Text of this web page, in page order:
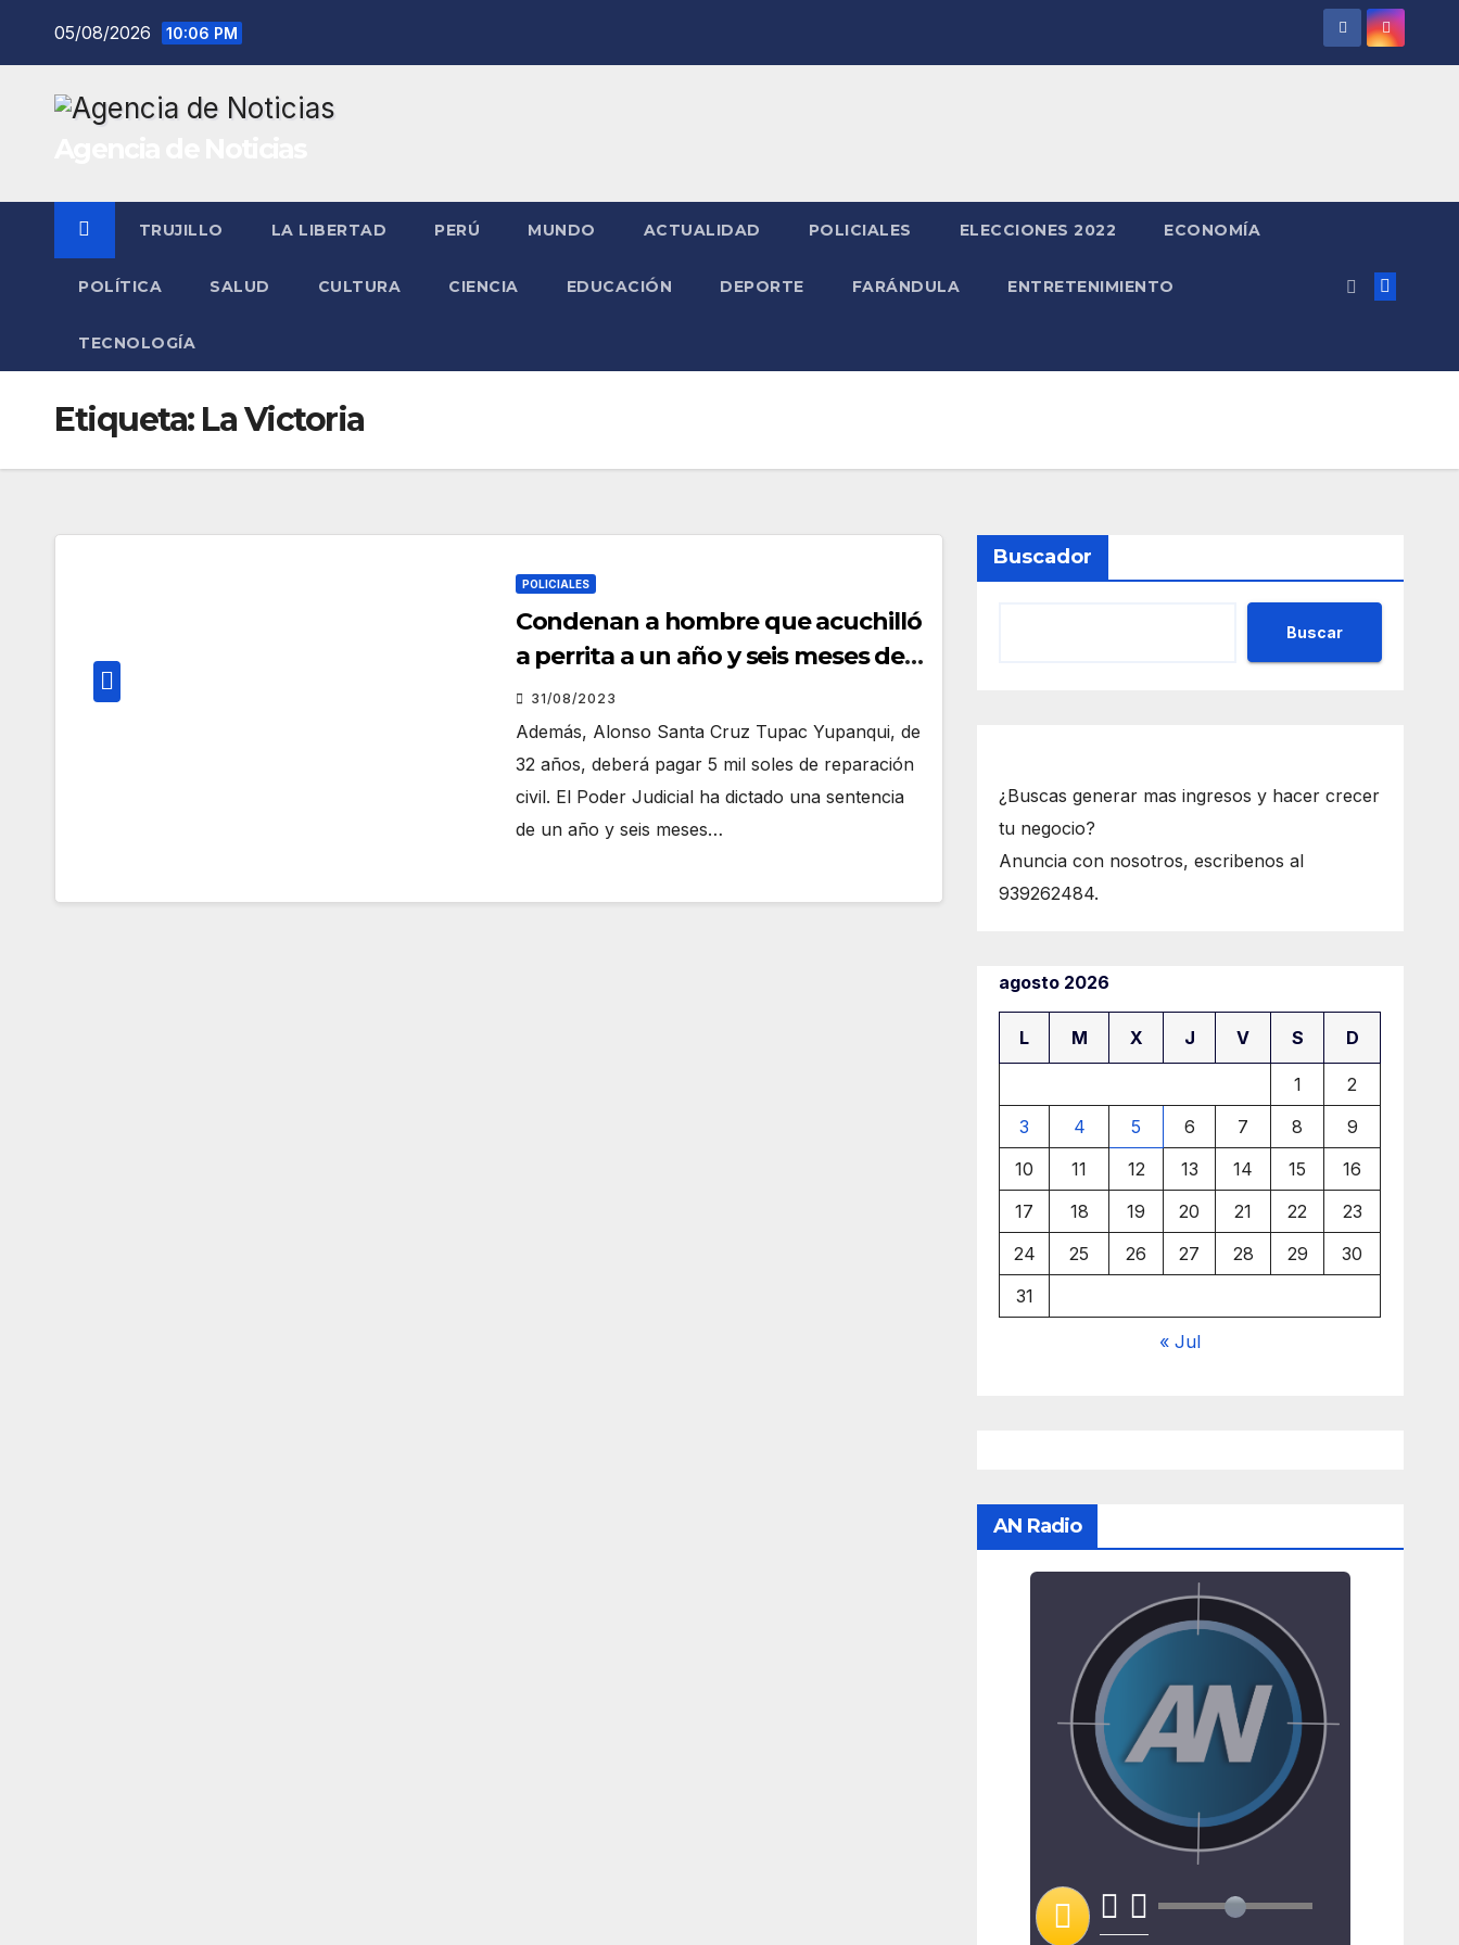
05/08/2026 10:06 PM
TRUJILLO LA LIBERTAD PERÚ MUNDO ACTUALIDAD POLICIALES ELECCIONES 2022 ECONOMÍA
POLÍTICA SALUD CULTURA CIENCIA EDUCACIÓN DEPORTE FARÁNDULA ENTRETENIMIENTO
TECNOLOGÍA
Etiqueta: La Victoria
POLICIALES
Condenan a hombre que acuchilló
a perrita a un año y seis meses de
prisión
31/08/2023
Además, Alonso Santa Cruz Tupac Yupanqui, de
32 años, deberá pagar 5 mil soles de reparación
civil. El Poder Judicial ha dictado una sentencia
de un año y seis meses…
Buscador
Buscar
¿Buscas generar mas ingresos y hacer crecer
tu negocio?
Anuncia con nosotros, escribenos al
939262484.
agosto 2026
L M X J V S D
1
2
3
4 5 6 7 8
9
10
11 12 13 14 15
16
17
18 19 20 21 22
23
24
25 26 27 28 29
30
31
« Jul
AN Radio